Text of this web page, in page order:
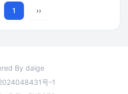
1 ››
By daige
号-1